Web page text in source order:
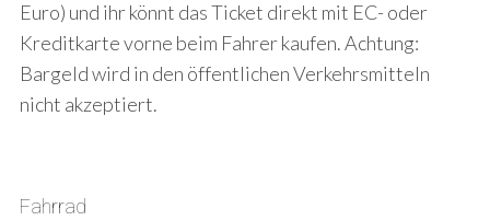
Euro) und ihr könnt das Ticket direkt mit EC- oder
Kreditkarte vorne beim Fahrer kaufen. Achtung:
Bargeld wird in den öffentlichen Verkehrsmitteln
nicht akzeptiert.
Fahrrad